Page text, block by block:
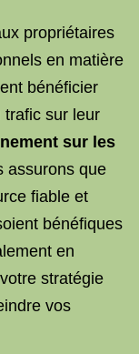
propriétaires
en matière
bénéficier
trafic sur leur
sur les
assurons que
fiable et
bénéfiques
en
stratégie
vos